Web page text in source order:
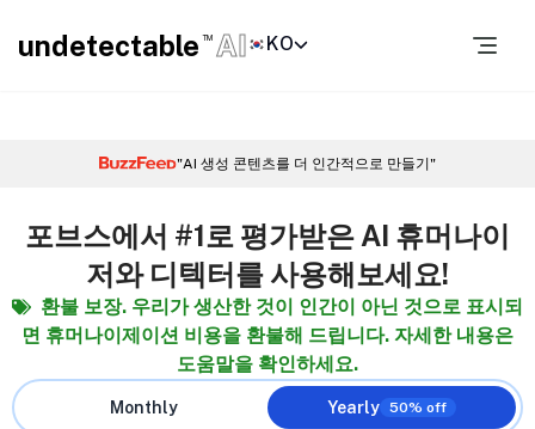
undetectable TM AI KO
"AI 생성 콘텐츠를 더 인간적으로 만들기"
포브스에서 #1로 평가받은 AI 휴머나이
저와 디텍터를 사용해보세요!
환불 보장. 우리가 생산한 것이 인간이 아닌 것으로 표시되
면 휴머나이제이션 비용을 환불해 드립니다. 자세한 내용은
도움말을 확인하세요.
Monthly Yearly 50% off